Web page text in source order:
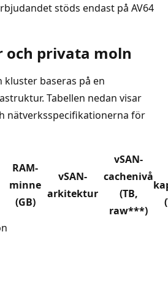
stöds endast på AV64
och privata moln
kluster baseras på en
Tabellen nedan visar
nätverksspecifikationerna för
RAM-
minne
(GB)
vSAN-
arkitektur
vSAN-
cachenivå
(TB,
raw***)